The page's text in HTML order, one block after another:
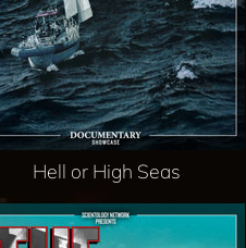
Hell or High Seas